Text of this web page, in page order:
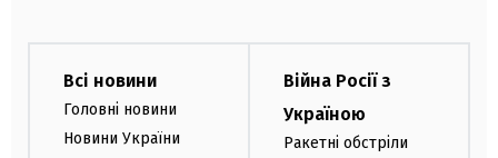
Всі новини
Головні новини
Новини України
Війна Росії з
Україною
Ракетні обстріли